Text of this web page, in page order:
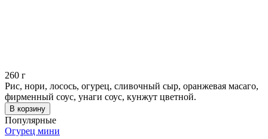
260 г
Рис, нори, лосось, огурец, сливочный сыр, оранжевая масаго,
фирменный соус, унаги соус, кунжут цветной.
В корзину
Популярные
Огурец мини